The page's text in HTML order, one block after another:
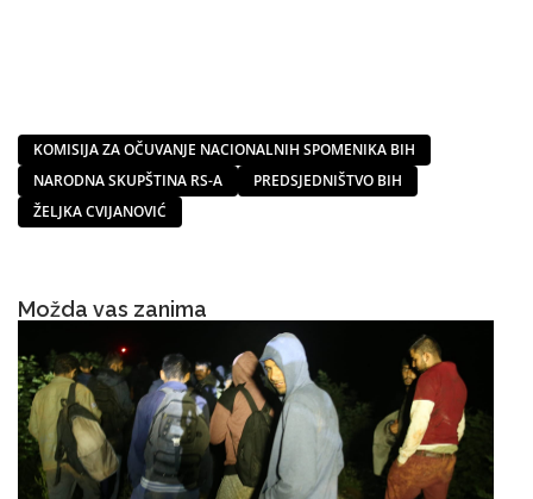
KOMISIJA ZA OČUVANJE NACIONALNIH SPOMENIKA BIH
NARODNA SKUPŠTINA RS-A
PREDSJEDNIŠTVO BIH
ŽELJKA CVIJANOVIĆ
Možda vas zanima